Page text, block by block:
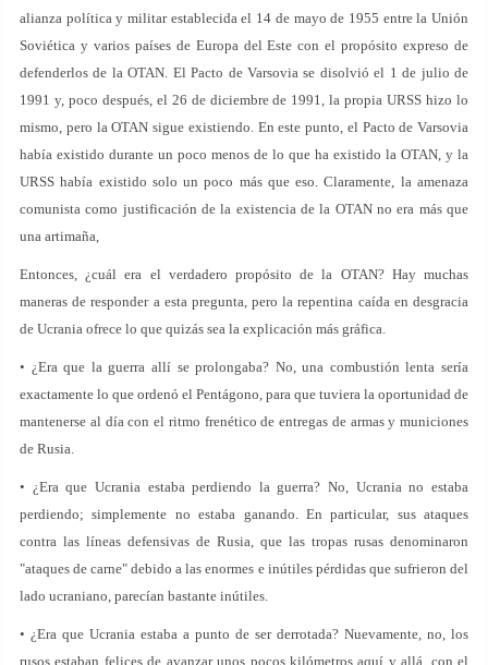
alianza política y militar establecida el 14 de mayo de 1955 entre la Unión
Soviética y varios países de Europa del Este con el propósito expreso de
defenderlos de la OTAN. El Pacto de Varsovia se disolvió el 1 de julio de
1991 y, poco después, el 26 de diciembre de 1991, la propia URSS hizo lo
mismo, pero la OTAN sigue existiendo. En este punto, el Pacto de Varsovia
había existido durante un poco menos de lo que ha existido la OTAN, y la
URSS había existido solo un poco más que eso. Claramente, la amenaza
comunista como justificación de la existencia de la OTAN no era más que
una artimaña,
Entonces, ¿cuál era el verdadero propósito de la OTAN? Hay muchas
maneras de responder a esta pregunta, pero la repentina caída en desgracia
de Ucrania ofrece lo que quizás sea la explicación más gráfica.
• ¿Era que la guerra allí se prolongaba? No, una combustión lenta sería
exactamente lo que ordenó el Pentágono, para que tuviera la oportunidad de
mantenerse al día con el ritmo frenético de entregas de armas y municiones
de Rusia.
• ¿Era que Ucrania estaba perdiendo la guerra? No, Ucrania no estaba
perdiendo; simplemente no estaba ganando. En particular, sus ataques
contra las líneas defensivas de Rusia, que las tropas rusas denominaron
"ataques de carne" debido a las enormes e inútiles pérdidas que sufrieron del
lado ucraniano, parecían bastante inútiles.
• ¿Era que Ucrania estaba a punto de ser derrotada? Nuevamente, no, los
rusos estaban felices de avanzar unos pocos kilómetros aquí y allá, con el